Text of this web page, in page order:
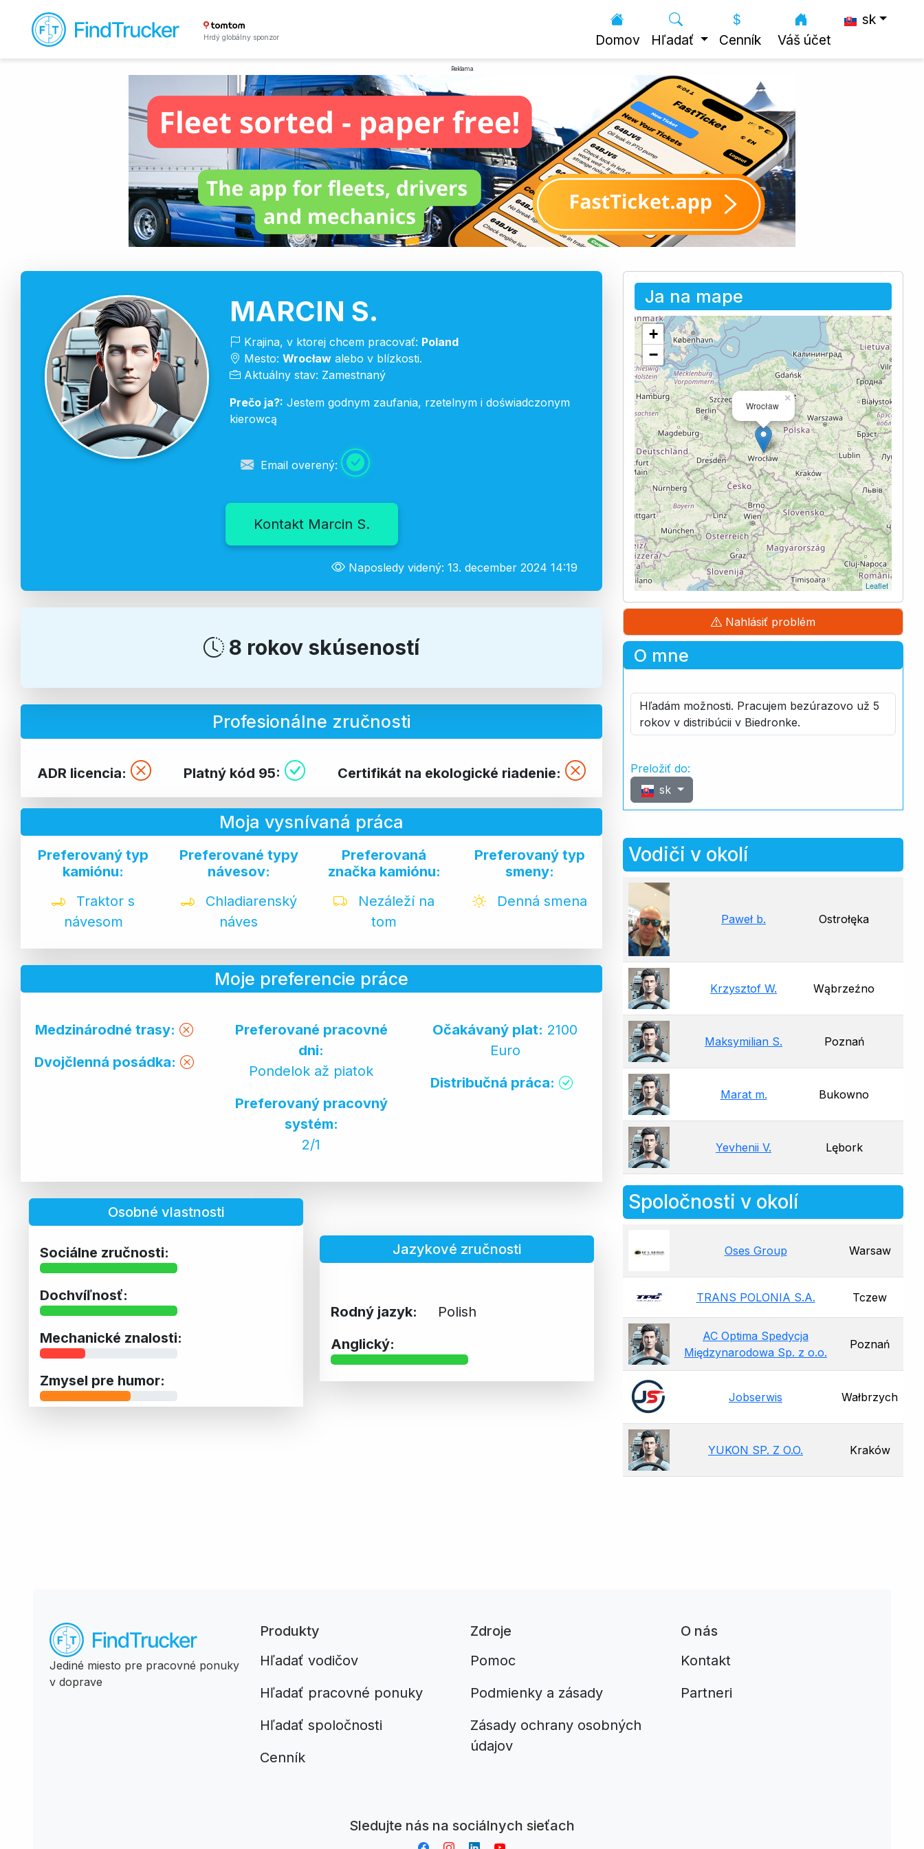
Hrdý globálny sponzor Domov Hľadať Cenník Váš účet
sk
Reklama
MARCIN S.
Krajina, v ktorej chcem pracovať: Poland
Mesto: Wrocławalebo v blízkosti.
Aktuálny stav: Zamestnaný
Prečo ja?: Jestem godnym zaufania, rzetelnym i doświadczonym
kierowcą
Email overený:
Kontakt Marcin S.
Naposledy videný: 13. december 2024 14:19
8 rokov skúseností
Profesionálne zručnosti
ADR licencia: Platný kód 95: Certifikát na ekologické riadenie:
Moja vysnívaná práca
Preferovaný typ
kamiónu:
Traktor s
návesom
Preferované typy
návesov:
Chladiarenský
náves
Preferovaná
značka kamiónu:
Nezáleží na
tom
Preferovaný typ
smeny:
Denná smena
Moje preferencie práce
Medzinárodné trasy:
Dvojčlenná posádka:
Preferované pracovné
dni:
Pondelok až piatok
Preferovaný pracovný
systém:
2/1
Očakávaný plat: 2100
Euro
Distribučná práca:
Osobné vlastnosti
Sociálne zručnosti:
Dochvíľnosť:
Mechanické znalosti:
Zmysel pre humor:
Jazykové zručnosti
Rodný jazyk:
Polish
Anglický:
Ja na mape
Wrocław
×
+
−
Leaflet
Nahlásiť problém
O mne
Hľadám možnosti. Pracujem bezúrazovo už 5
rokov v distribúcii v Biedronke.
Preložiť do:
sk
Vodiči v okolí
Paweł b. Ostrołęka
Krzysztof W. Wąbrzeźno
Maksymilian S. Poznań
Marat m. Bukowno
Yevhenii V. Lębork
Spoločnosti v okolí
Oses Group Warsaw
TRANS POLONIA S.A. Tczew
AC Optima Spedycja
Międzynarodowa Sp. z o.o.
Poznań
Jobserwis Wałbrzych
YUKON SP. Z O.O. Kraków
Jediné miesto pre pracovné ponuky
v doprave
Produkty
Hľadať vodičov
Hľadať pracovné ponuky
Hľadať spoločnosti
Cenník
Zdroje
Pomoc
Podmienky a zásady
Zásady ochrany osobných
údajov
O nás
Kontakt
Partneri
Sledujte nás na sociálnych sieťach